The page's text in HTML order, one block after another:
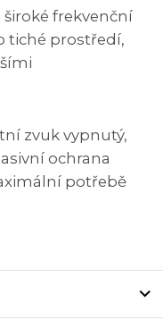
frekvenční
tiché prostředí,
zvuk vypnutý,
ochrana
potřebě